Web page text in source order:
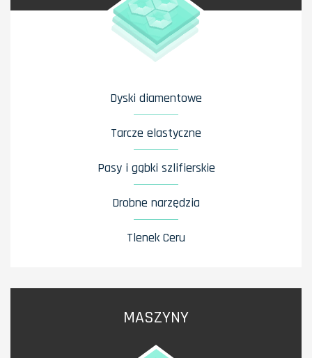
Dyski diamentowe
Tarcze elastyczne
Pasy i gąbki szlifierskie
Drobne narzędzia
Tlenek Ceru
MASZYNY